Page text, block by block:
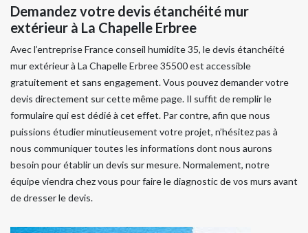
Demandez votre devis étanchéité mur
extérieur à La Chapelle Erbree
Avec l’entreprise France conseil humidite 35, le devis étanchéité
mur extérieur à La Chapelle Erbree 35500 est accessible
gratuitement et sans engagement. Vous pouvez demander votre
devis directement sur cette même page. Il suffit de remplir le
formulaire qui est dédié à cet effet. Par contre, afin que nous
puissions étudier minutieusement votre projet, n’hésitez pas à
nous communiquer toutes les informations dont nous aurons
besoin pour établir un devis sur mesure. Normalement, notre
équipe viendra chez vous pour faire le diagnostic de vos murs avant
de dresser le devis.